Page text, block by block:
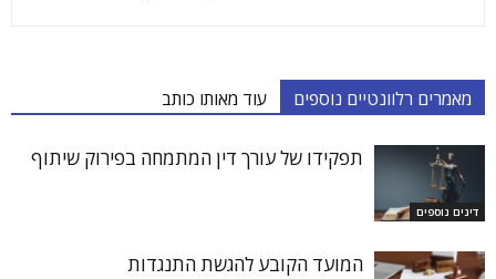
מאמרים רלוונטיים נוספים עוד מאותו כותב
דינים נוספים
תפקידו של עורך דין המתמחה בפירוק שיתוף
המועד הקובע להגשת התנגדות